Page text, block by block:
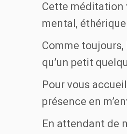
Cette méditation
mental,
Comme
qu’un petit
Pour vous
présence en
En attendant de